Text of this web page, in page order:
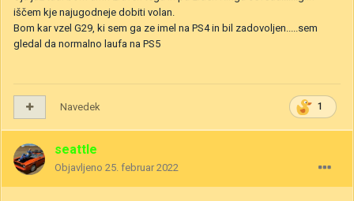
iščem kje najugodneje dobiti volan.
Bom kar vzel G29, ki sem ga ze imel na PS4 in bil zadovoljen.....sem
gledal da normalno laufa na PS5
1
Navedek
seattle
Objavljeno 25. februar 2022